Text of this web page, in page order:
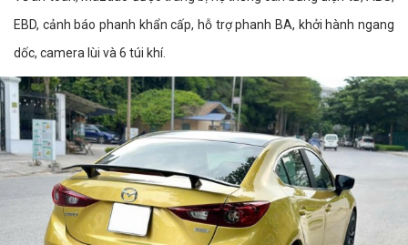
EBD, cảnh báo phanh khẩn cấp, hỗ trợ phanh BA, khởi hành ngang
dốc, camera lùi và 6 túi khí.